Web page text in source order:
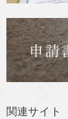
関連サイト